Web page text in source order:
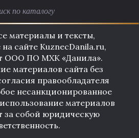
материалы и тексты,
сайте KuznecDanila.ru,
ООО ПО МХК «Данила».
материалов сайта без
правообладателя
несанкционированное
материалов
за собой юридическую